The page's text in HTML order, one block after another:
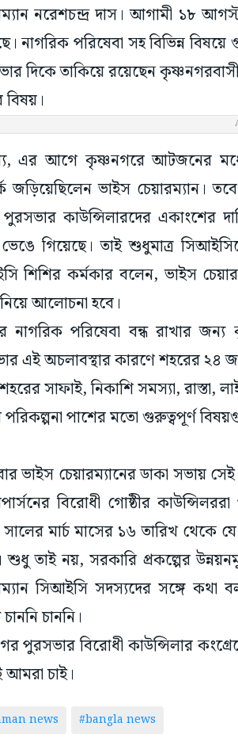
নরেশচন্দ্র দাস। আগামী ১৮
নাগরিক পরিষেবা সহ বিভিন্ন বিষয়ে
দিকে তাকিয়ে রয়েছেন
বিষয়।
এর আগে কৃষ্ণনগরে আটজনের
জড়িয়েছিলেন ভাইস চেয়ারম্যান।
কাউন্সিলারদের একাংশের
ভেঙে গিয়েছে। তাই শুধুমাত্র
শিশির কর্মকার বলেন, ভাইস
আলোচনা হবে।
নাগরিক পরিষেবা বন্ধ রাখার
এই অচলাবস্থার কারণে শহরের ২৪
সাফাই, নিকাশি সমস্যা, রাস্তা,
পরিকল্পনা পাশের মতো গুরুত্বপূর্ণ
ভাইস চেয়ারম্যানের ডাকা সভায়
বিরোধী গোষ্ঠীর
মার্চ মাসের ১৬ তারিখ থেকে
শুধু তাই নয়, সরকারি প্রকল্পের
সিআইসি সদস্যদের সঙ্গে কথা
চাননি।
পুরসভার বিরোধী কাউন্সিলার
আমরা চাই।
news #bangla news